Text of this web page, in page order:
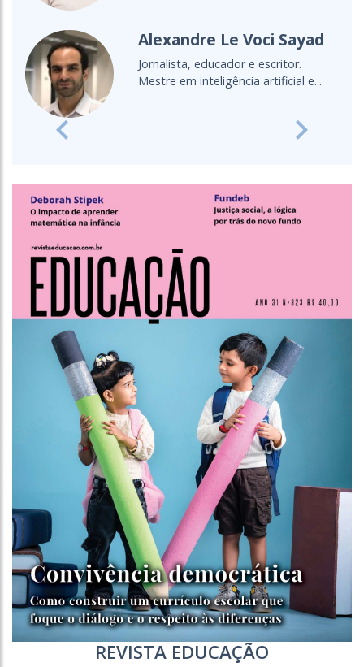
Cultura Oceânica
Entenda a importância de levar o
oceano para a sala de aula
Previous Next
REVISTA EDUCAÇÃO